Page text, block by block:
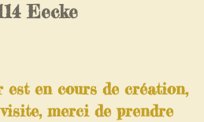
Eecke
est en cours de création,
merci de prendre